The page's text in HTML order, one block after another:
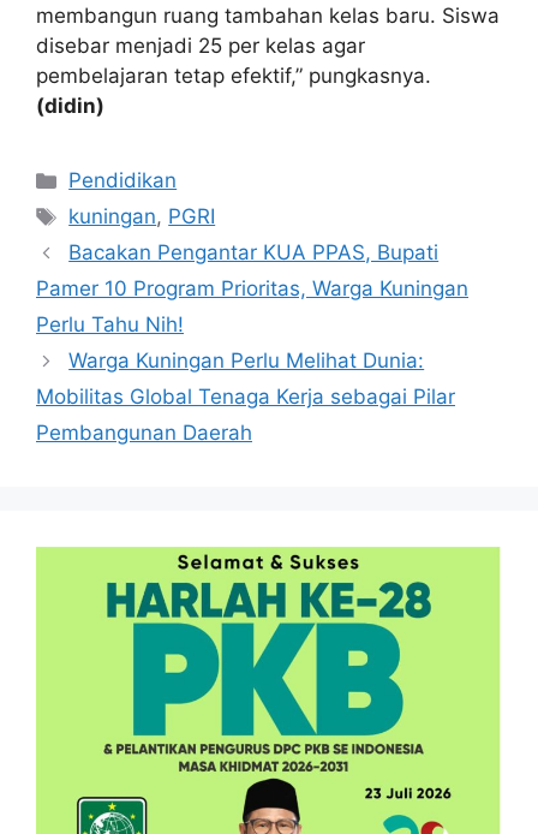
membangun ruang tambahan kelas baru. Siswa
disebar menjadi 25 per kelas agar
pembelajaran tetap efektif,” pungkasnya.
(didin)
Kategori
Pendidikan
Tag
kuningan, PGRI
Bacakan Pengantar KUA PPAS, Bupati
Pamer 10 Program Prioritas, Warga Kuningan
Perlu Tahu Nih!
Warga Kuningan Perlu Melihat Dunia:
Mobilitas Global Tenaga Kerja sebagai Pilar
Pembangunan Daerah